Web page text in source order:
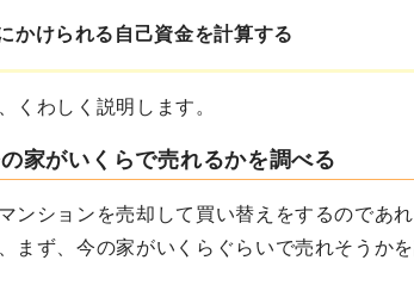
かけられる自己資金を計算する
くわしく説明します。
家がいくらで売れるかを調べる
ンションを売却して買い替えをするのであ
まず、今の家がいくらぐらいで売れそうか